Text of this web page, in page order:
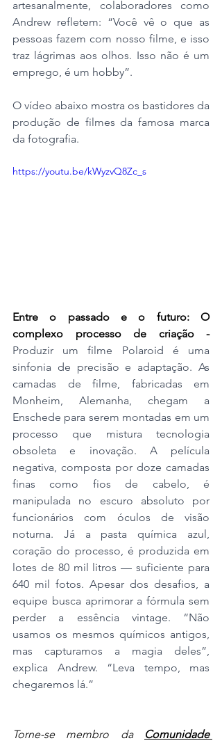
artesanalmente, colaboradores como
Andrew refletem: “Você vê o que as
pessoas fazem com nosso filme, e isso
traz lágrimas aos olhos. Isso não é um
emprego, é um hobby”.
O vídeo abaixo mostra os bastidores da
produção de filmes da famosa marca
da fotografia.
https://youtu.be/kWyzvQ8Zc_s
Entre o passado e o futuro: O
complexo processo de criação -
Produzir um filme Polaroid é uma
sinfonia de precisão e adaptação. As
camadas de filme, fabricadas em
Monheim, Alemanha, chegam a
Enschede para serem montadas em um
processo que mistura tecnologia
obsoleta e inovação. A película
negativa, composta por doze camadas
finas como fios de cabelo, é
manipulada no escuro absoluto por
funcionários com óculos de visão
noturna. Já a pasta química azul,
coração do processo, é produzida em
lotes de 80 mil litros — suficiente para
640 mil fotos. Apesar dos desafios, a
equipe busca aprimorar a fórmula sem
perder a essência vintage. “Não
usamos os mesmos químicos antigos,
mas capturamos a magia deles”,
explica Andrew. “Leva tempo, mas
chegaremos lá.”
Torne-se membro da
Comunidade